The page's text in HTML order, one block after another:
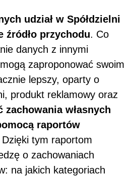
udział w Spółdzielni
źródło przychodu. Co
danych z innymi
zaproponować swoim
lepszy, oparty o
produkt reklamowy oraz
zachowania własnych
raportów
Dzięki tym raportom
o zachowaniach
na jakich kategoriach